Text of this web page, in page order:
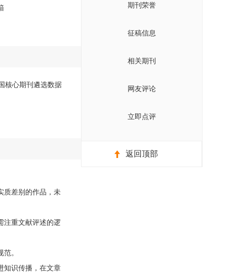
核心期刊遴选数据
质差别的作品，未
注重文献评述的逻
。
知识传播，在文章
期刊荣誉
征稿信息
相关期刊
网友评论
立即点评
返回顶部